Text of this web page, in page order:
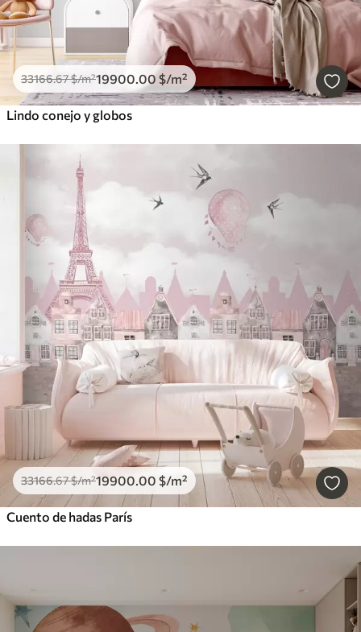
33166.67$/m²19900.00 $/m²
Lindo conejo y globos
33166.67$/m²19900.00 $/m²
Cuento de hadas París